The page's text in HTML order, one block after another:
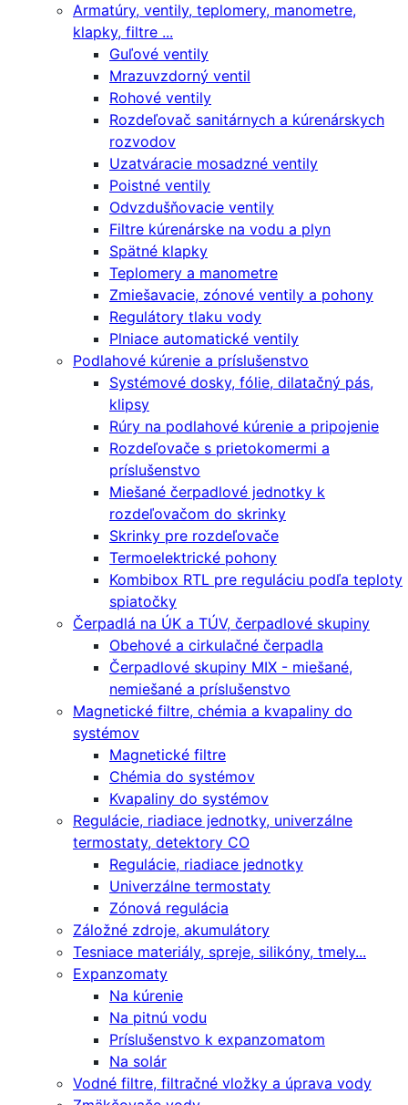
Armatúry, ventily, teplomery, manometre,
klapky, filtre ...
Guľové ventily
Mrazuvzdorný ventil
Rohové ventily
Rozdeľovač sanitárnych a kúrenárskych
rozvodov
Uzatváracie mosadzné ventily
Poistné ventily
Odvzdušňovacie ventily
Filtre kúrenárske na vodu a plyn
Spätné klapky
Teplomery a manometre
Zmiešavacie, zónové ventily a pohony
Regulátory tlaku vody
Plniace automatické ventily
Podlahové kúrenie a príslušenstvo
Systémové dosky, fólie, dilatačný pás,
klipsy
Rúry na podlahové kúrenie a pripojenie
Rozdeľovače s prietokomermi a
príslušenstvo
Miešané čerpadlové jednotky k
rozdeľovačom do skrinky
Skrinky pre rozdeľovače
Termoelektrické pohony
Kombibox RTL pre reguláciu podľa teploty
spiatočky
Čerpadlá na ÚK a TÚV, čerpadlové skupiny
Obehové a cirkulačné čerpadla
Čerpadlové skupiny MIX - miešané,
nemiešané a príslušenstvo
Magnetické filtre, chémia a kvapaliny do
systémov
Magnetické filtre
Chémia do systémov
Kvapaliny do systémov
Regulácie, riadiace jednotky, univerzálne
termostaty, detektory CO
Regulácie, riadiace jednotky
Univerzálne termostaty
Zónová regulácia
Záložné zdroje, akumulátory
Tesniace materiály, spreje, silikóny, tmely...
Expanzomaty
Na kúrenie
Na pitnú vodu
Príslušenstvo k expanzomatom
Na solár
Vodné filtre, filtračné vložky a úprava vody